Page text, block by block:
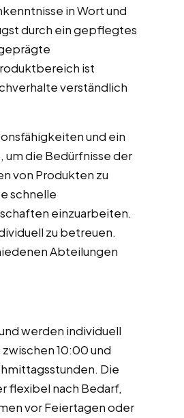
in Wort und
durch ein gepflegtes
ist
verständlich
und ein
die Bedürfnisse der
von Produkten zu
schnelle
einzuarbeiten.
zu betreuen.
Abteilungen
werden individuell
10:00 und
Die
flexibel nach Bedarf,
vor Feiertagen oder